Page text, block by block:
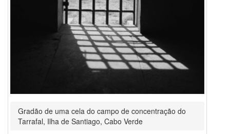
Gradão de uma cela do campo de concentração do
Tarrafal, Ilha de Santiago, Cabo Verde